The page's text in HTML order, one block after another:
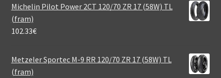
Michelin Pilot Power 2CT 120/70 ZR 17 (58W) TL
(fram)
102.33€
Metzeler Sportec M-9 RR 120/70 ZR 17 (58W) TL
(fram)